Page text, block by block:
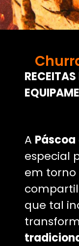
RECEITAS
A Páscoa
especial
em torno
que tal